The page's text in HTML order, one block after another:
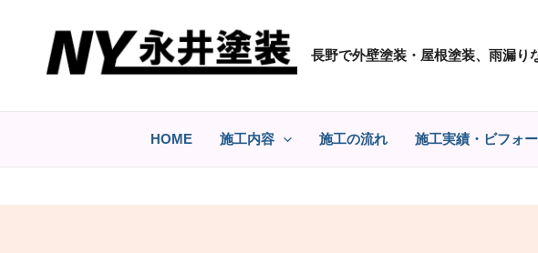
ッ
長野で外壁塗装・屋根塗装、雨漏
HOME 施工内容 施工の流れ 施工実績・ビフォ